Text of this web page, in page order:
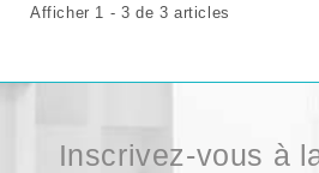
Afficher 1 - 3 de 3 articles
Inscrivez-vous à